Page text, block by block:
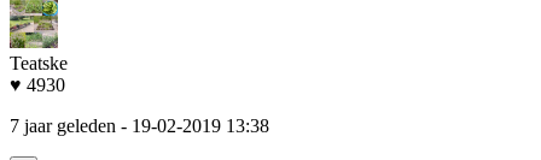
Teatske
♥ 4930
7 jaar geleden - 19-02-2019 13:38